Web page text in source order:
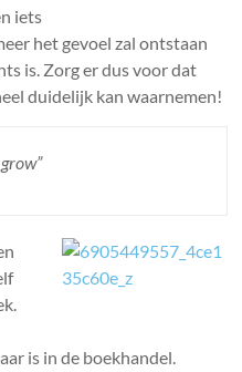
iets
het gevoel zal ontstaan
is. Zorg er dus voor dat
duidelijk kan waarnemen!
is in de boekhandel.